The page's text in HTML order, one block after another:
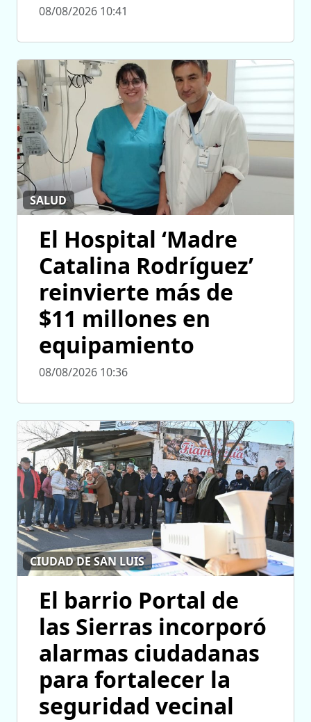
08/08/2026 10:41
SALUD
El Hospital ‘Madre
Catalina Rodríguez’
reinvierte más de
$11 millones en
equipamiento
08/08/2026 10:36
CIUDAD DE SAN LUIS
El barrio Portal de
las Sierras incorporó
alarmas ciudadanas
para fortalecer la
seguridad vecinal